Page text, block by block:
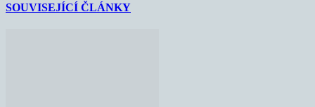
SOUVISEJÍCÍ ČLÁNKY